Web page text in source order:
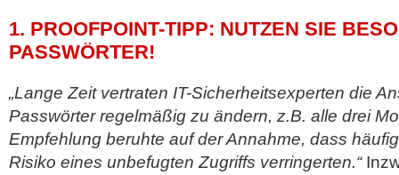
1. PROOFPOINT-TIPP: NUTZEN SIE
PASSWÖRTER!
„Lange Zeit vertraten IT-Sicherheitsexperten die
Passwörter regelmäßig zu ändern, z.B. alle drei
Empfehlung beruhte auf der Annahme, dass
Risiko eines unbefugten Zugriffs verringerten.“